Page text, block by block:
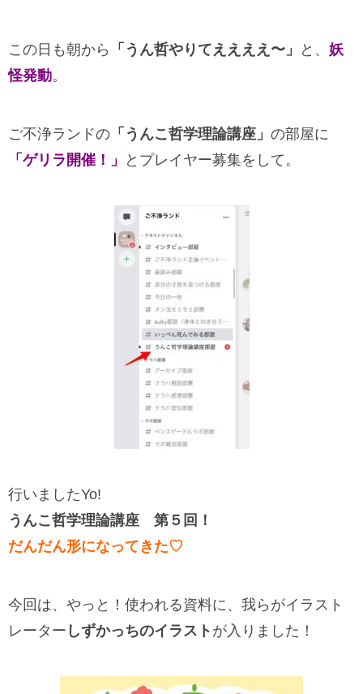
この日も朝から 「うん哲やりてええええ〜」 と、 妖
怪発動。
ご不浄ランドの 「うんこ哲学理論講座」 の部屋に
「ゲリラ開催！」
とプレイヤー募集をして。
行いましたYo!
うんこ哲学理論講座 第５回！
だんだん形になってきた♡
今回は、やっと！使われる資料に、我らがイラスト
レーター しずかっちのイラスト が入りました！